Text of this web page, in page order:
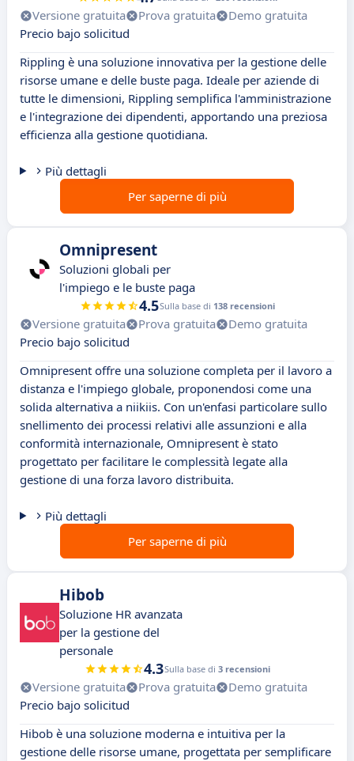
Versione gratuita Prova gratuita
Demo gratuita
Precio bajo solicitud
Rippling è una soluzione innovativa per la gestione delle
risorse umane e delle buste paga. Ideale per aziende di
tutte le dimensioni, Rippling semplifica l'amministrazione
e l'integrazione dei dipendenti, apportando una preziosa
efficienza alla gestione quotidiana.
Più dettagli
Per saperne di più
Omnipresent
Soluzioni globali per
l'impiego e le buste paga
4.5Sulla base di 138 recensioni
Versione gratuita Prova gratuita
Demo gratuita
Precio bajo solicitud
Omnipresent offre una soluzione completa per il lavoro a
distanza e l'impiego globale, proponendosi come una
solida alternativa a niikiis. Con un'enfasi particolare sullo
snellimento dei processi relativi alle assunzioni e alla
conformità internazionale, Omnipresent è stato
progettato per facilitare le complessità legate alla
gestione di una forza lavoro distribuita.
Più dettagli
Per saperne di più
Hibob
Soluzione HR avanzata
per la gestione del
personale
4.3Sulla base di 3 recensioni
Versione gratuita Prova gratuita
Demo gratuita
Precio bajo solicitud
Hibob è una soluzione moderna e intuitiva per la
gestione delle risorse umane, progettata per semplificare